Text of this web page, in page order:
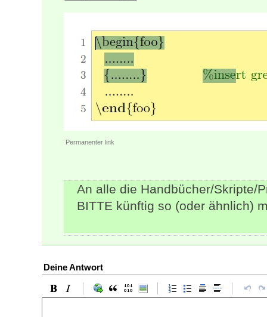
Permanenter link
An alle die Handbücher/Skripte/
BITTE künftig so (oder ähnlich)
Deine Antwort